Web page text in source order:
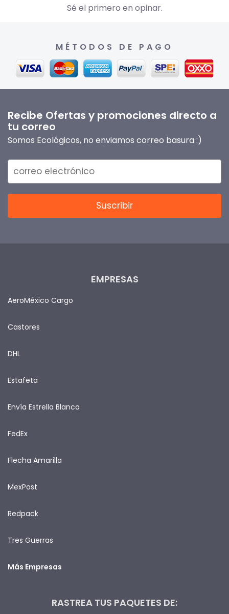
Sé el primero en opinar.
MÉTODOS DE PAGO
Recibe Ofertas y promociones directo a
tu correo
Somos Ecológicos, no enviamos correo basura :)
EMPRESAS
AeroMéxico Cargo
Castores
DHL
Estafeta
Envía Estrella Blanca
FedEx
Flecha Amarilla
MexPost
Redpack
Tres Guerras
Más Empresas
RASTREA TUS PAQUETES DE: